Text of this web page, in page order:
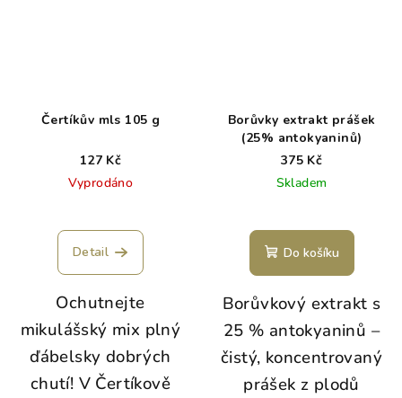
Čertíkův mls 105 g
127 Kč
Vyprodáno
Detail
Ochutnejte
mikulášský mix plný
ďábelsky dobrých
chutí! V Čertíkově
Borůvky extrakt prášek
(25% antokyaninů)
375 Kč
Skladem
Do košíku
Borůvkový extrakt s
25 % antokyaninů –
čistý, koncentrovaný
prášek z plodů